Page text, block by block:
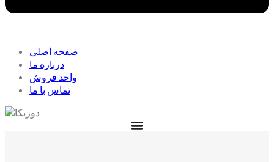
صفحه اصلی
درباره ما
واحد فروش
تماس با ما